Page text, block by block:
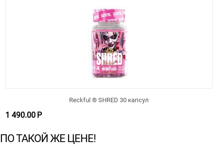
Reckful ® SHRED 30 капсул
1 490.00 Р
ПО ТАКОЙ ЖЕ ЦЕНЕ!